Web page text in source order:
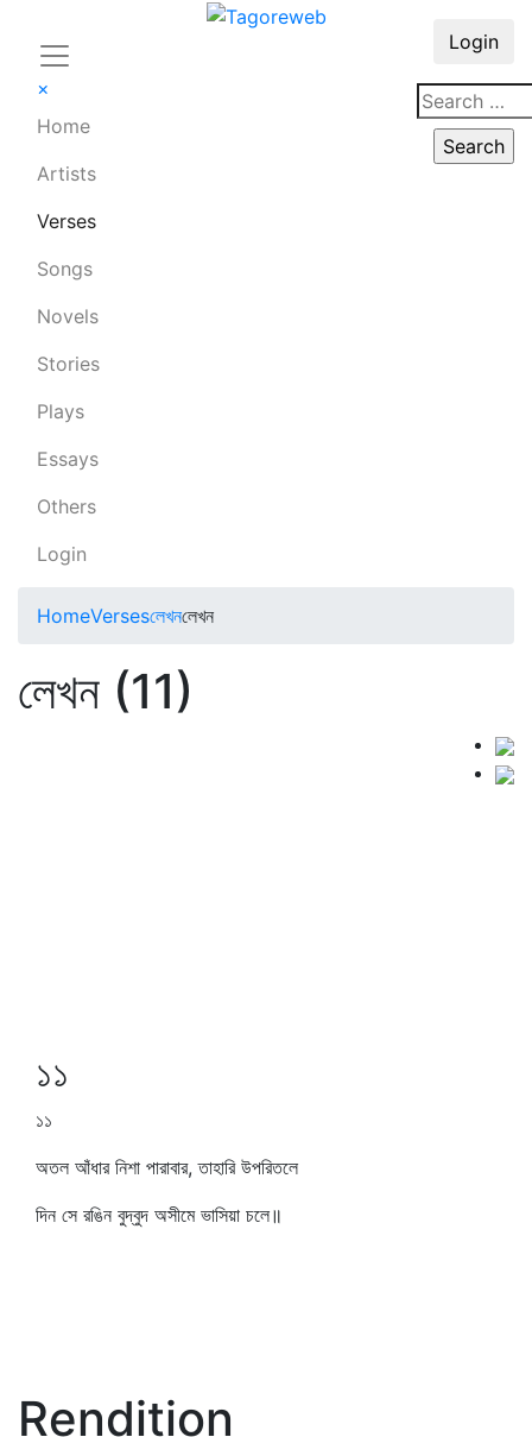
×
Home
Artists
Verses
Songs
Novels
Stories
Plays
Essays
Others
Login
Login
HomeVersesলেখনলেখন
লেখন (11)
১১
১১
অতল আঁধার নিশা পারাবার, তাহারি উপরিতলে
দিন সে রঙিন বুদ্বুদ অসীমে ভাসিয়া চলে॥
Rendition